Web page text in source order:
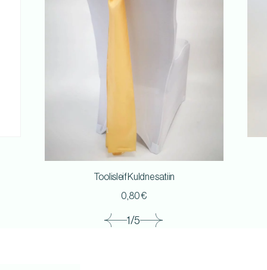
1/5
Toolisleif Kuldne satiin
0,80€